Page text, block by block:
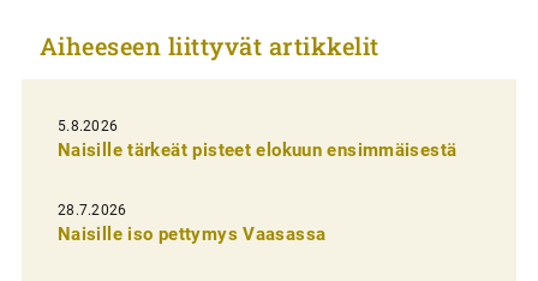
k
e
l
i
e
n
Aiheeseen liittyvät artikkelit
5.8.2026
Naisille tärkeät pisteet elokuun ensimmäisestä
28.7.2026
Naisille iso pettymys Vaasassa